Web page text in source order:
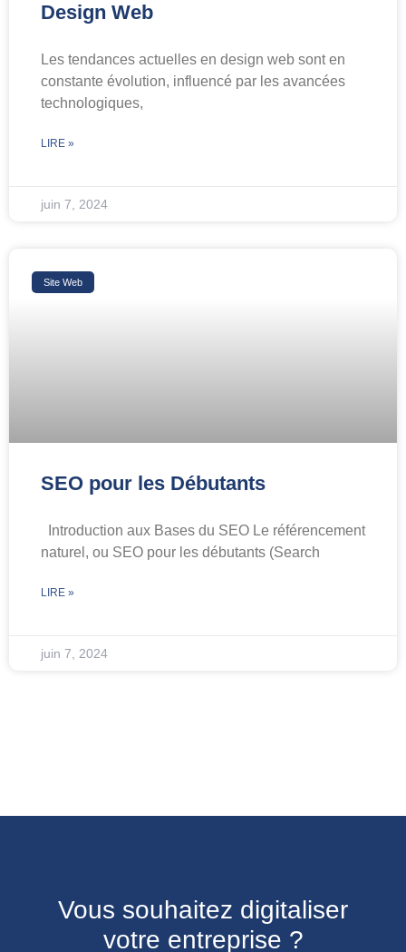
Design Web
Les tendances actuelles en design web sont en
constante évolution, influencé par les avancées
technologiques,
LIRE »
juin 7, 2024
Site Web
SEO pour les Débutants
Introduction aux Bases du SEO Le référencement
naturel, ou SEO pour les débutants (Search
LIRE »
juin 7, 2024
Vous souhaitez digitaliser
votre entreprise ?